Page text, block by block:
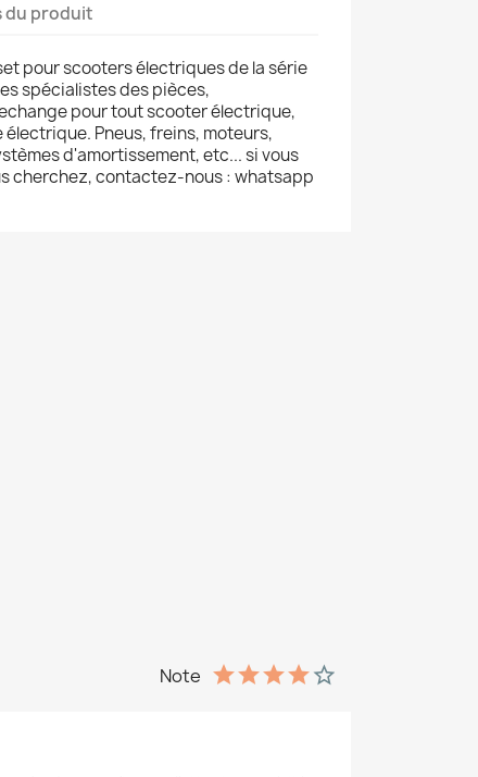
du produit
pour scooters électriques de la série
spécialistes des pièces,
pour tout scooter électrique,
Pneus, freins, moteurs,
d'amortissement, etc... si vous
cherchez, contactez-nous : whatsapp
Note